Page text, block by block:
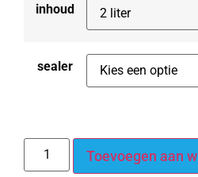
inhoud
sealer
Toevoegen aan